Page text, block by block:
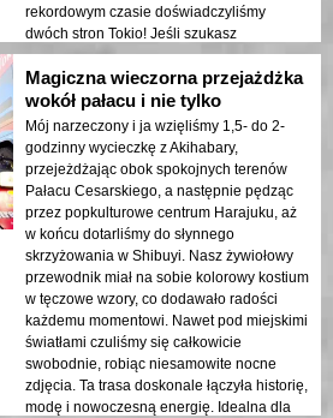
rekordowym czasie doświadczyliśmy
dwóch stron Tokio! Jeśli szukasz
szybkiego, a jednocześnie
energetyzującego spojrzenia na miasto, to
jest to doskonały wybór. 🚀
Magiczna wieczorna przejażdżka
wokół pałacu i nie tylko
Mój narzeczony i ja wzięliśmy 1,5- do 2-
godzinny wycieczkę z Akihabary,
przejeżdżając obok spokojnych terenów
Pałacu Cesarskiego, a następnie pędząc
przez popkulturowe centrum Harajuku, aż
w końcu dotarliśmy do słynnego
skrzyżowania w Shibuyi. Nasz żywiołowy
przewodnik miał na sobie kolorowy kostium
w tęczowe wzory, co dodawało radości
każdemu momentowi. Nawet pod miejskimi
światłami czuliśmy się całkowicie
swobodnie, robiąc niesamowite nocne
zdjęcia. Ta trasa doskonale łączyła historię,
modę i nowoczesną energię. Idealna dla